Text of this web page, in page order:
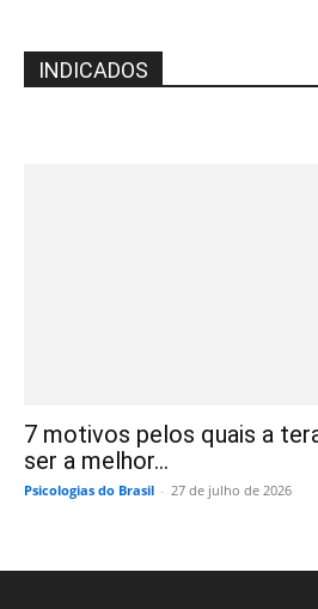
INDICADOS
7 motivos pelos quais a
ser a melhor...
Psicologias do Brasil - 27 de julho de 2026